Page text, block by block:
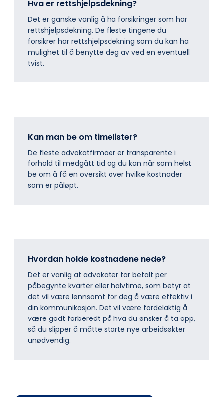
Hva er rettshjelpsdekning?
Det er ganske vanlig å ha forsikringer som har
rettshjelpsdekning. De fleste tingene du
forsikrer har rettshjelpsdekning som du kan ha
mulighet til å benytte deg av ved en eventuell
tvist.
Kan man be om timelister?
De fleste advokatfirmaer er transparente i
forhold til medgått tid og du kan når som helst
be om å få en oversikt over hvilke kostnader
som er påløpt.
Hvordan holde kostnadene nede?
Det er vanlig at advokater tar betalt per
påbegynte kvarter eller halvtime, som betyr at
det vil være lønnsomt for deg å være effektiv i
din kommunikasjon. Det vil være fordelaktig å
være godt forberedt på hva du ønsker å ta opp,
så du slipper å måtte starte nye arbeidsøkter
unødvendig.